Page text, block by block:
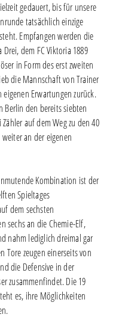
gedauert, bis für unsere
tatsächlich einzige
Empfangen werden die
dem FC Viktoria 1889
in Form des erst zweiten
die Mannschaft von Trainer
Erwartungen zurück.
Berlin den bereits siebten
auf dem Weg zu den 40
an der eigenen
Kombination ist der
Spieltages
dem sechsten
sechs an die Chemie-Elf,
nahm lediglich dreimal gar
Tore zeugen einerseits von
die Defensive in der
zusammenfindet. Die 19
es, ihre Möglichkeiten